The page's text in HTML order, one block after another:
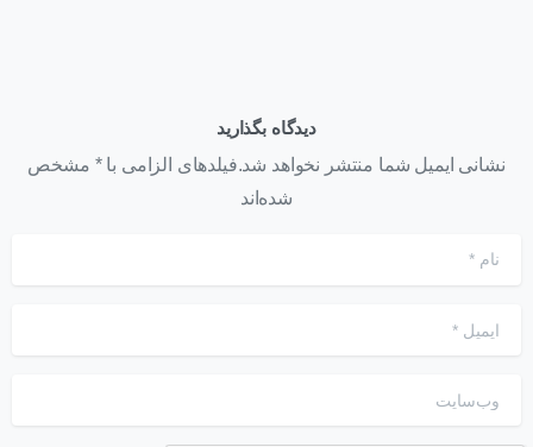
دیدگاه بگذارید
نشانی ایمیل شما منتشر نخواهد شد.فیلدهای الزامی با * مشخص
شده‌اند
*
ایمیل
وب‌سایت